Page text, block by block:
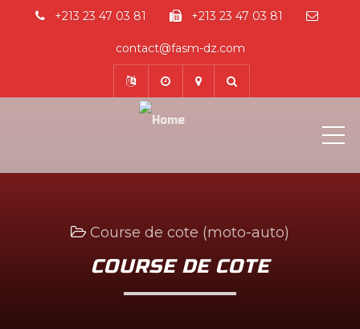
+213 23 47 03 81 +213 23 47 03 81
contact@fasm-dz.com
Course de cote (moto-auto)
COURSE DE COTE